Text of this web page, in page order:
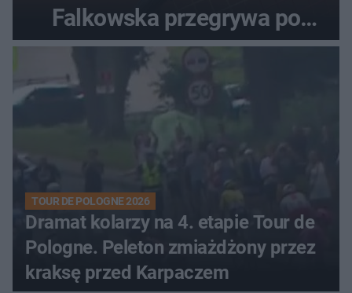
Falkowska przegrywa po
zaciętym boju
TOUR DE POLOGNE 2026
Dramat kolarzy na 4. etapie Tour de
Pologne. Peleton zmiażdżony przez
kraksę przed Karpaczem